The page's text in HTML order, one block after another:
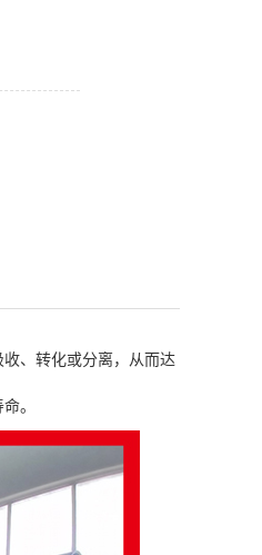
、转化或分离，从而达
。